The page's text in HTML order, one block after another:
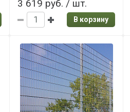
3 619 руб. / шт.
В корзину